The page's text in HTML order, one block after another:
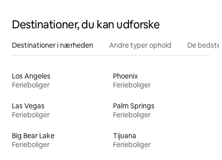
Destinationer, du kan udforske
Destinationer i nærheden Andre typer ophold De
Los Angeles
Ferieboliger
Phoenix
Ferieboliger
Las Vegas
Ferieboliger
Palm Springs
Ferieboliger
Big Bear Lake
Ferieboliger
Tijuana
Ferieboliger